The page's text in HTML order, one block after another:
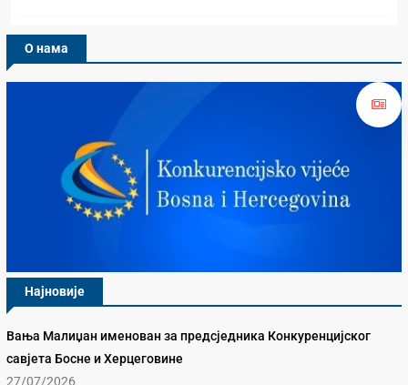
О нама
Најновије
Вања Малиџан именован за предсједника Конкуренцијског
савјета Босне и Херцеговине
27/07/2026